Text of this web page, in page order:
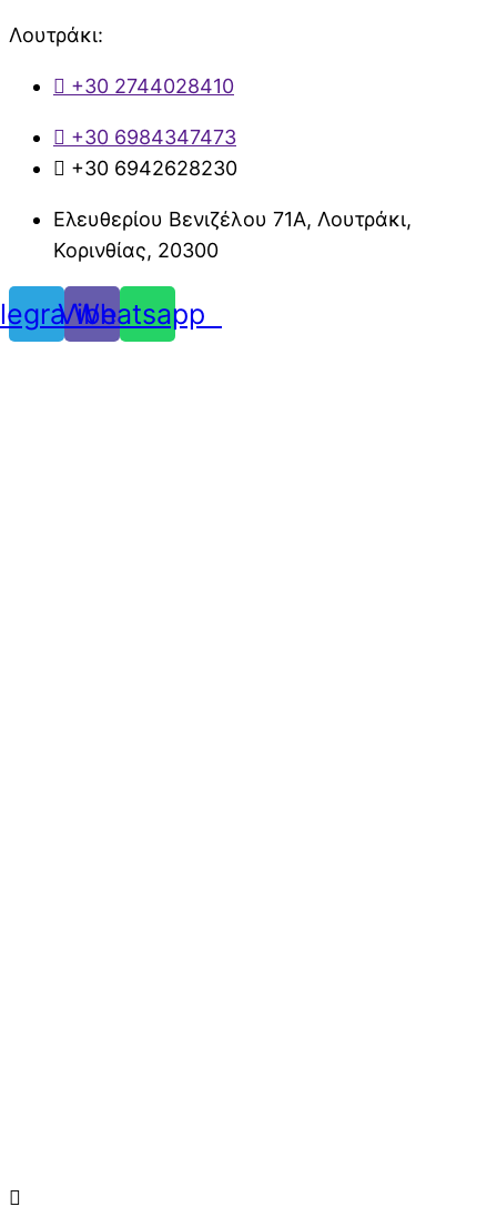
Λουτράκι:
+30 2744028410
+30 6984347473
+30 6942628230
Ελευθερίου Βενιζέλου 71Α, Λουτράκι,
Κορινθίας, 20300
Viber
Whatsapp